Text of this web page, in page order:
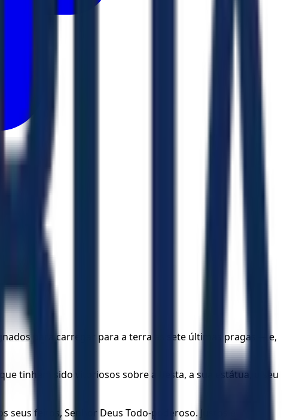
para carregar para a terra as sete últimas pragas — e,
tinham sido vitoriosos sobre a besta, a sua estátua, o seu
seus feitos, Senhor Deus Todo-poderoso. Justos e